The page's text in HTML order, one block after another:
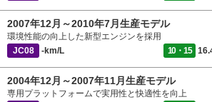
2007年12月～2010年7月生産モデル
環境性能の向上した新型エンジンを採用
JC08
-km/L 10・15
2004年12月～2007年11月生産モデル
専用プラットフォームで実用性と快適性を向上